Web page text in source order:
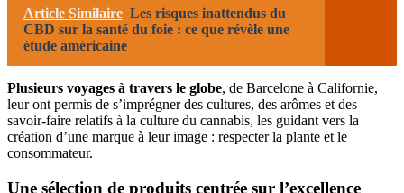
Article Similaire Les risques inattendus du
CBD sur la santé du foie : ce que révèle une
étude américaine
Plusieurs voyages à travers le globe, de Barcelone à Californie,
leur ont permis de s’imprégner des cultures, des arômes et des
savoir-faire relatifs à la culture du cannabis, les guidant vers la
création d’une marque à leur image : respecter la plante et le
consommateur.
Une sélection de produits centrée sur l’excellence